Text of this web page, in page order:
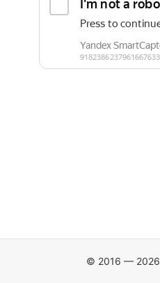
© 2016 — 2026